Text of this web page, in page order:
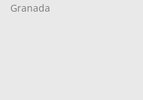
Granada